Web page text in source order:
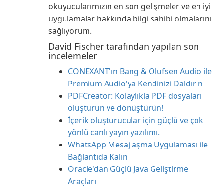
okuyucularımızın en son gelişmeler ve en iyi
uygulamalar hakkında bilgi sahibi olmalarını
sağlıyorum.
David Fischer tarafından yapılan son
incelemeler
CONEXANT'ın Bang & Olufsen Audio ile
Premium Audio'ya Kendinizi Daldırın
PDFCreator: Kolaylıkla PDF dosyaları
oluşturun ve dönüştürün!
İçerik oluşturucular için güçlü ve çok
yönlü canlı yayın yazılımı.
WhatsApp Mesajlaşma Uygulaması ile
Bağlantıda Kalın
Oracle'dan Güçlü Java Geliştirme
Araçları